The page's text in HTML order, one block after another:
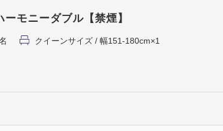
モニーダブル【禁煙】
クイーンサイズ / 幅151-180cm×1